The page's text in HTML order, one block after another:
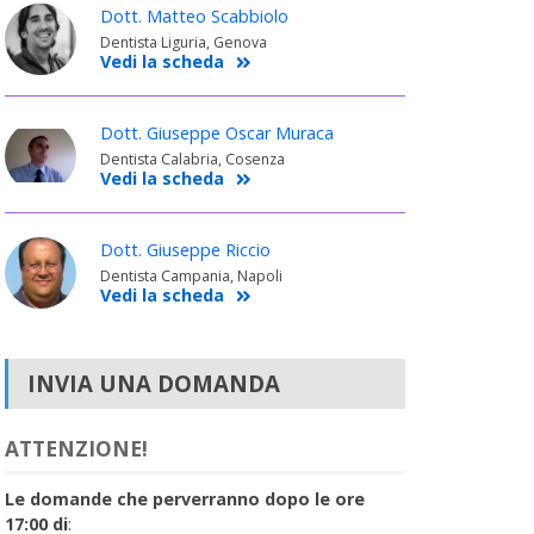
Dott. Matteo Scabbiolo
Dentista Liguria, Genova
Vedi la scheda
Dott. Giuseppe Oscar Muraca
Dentista Calabria, Cosenza
Vedi la scheda
Dott. Giuseppe Riccio
Dentista Campania, Napoli
Vedi la scheda
INVIA UNA DOMANDA
ATTENZIONE!
Le domande che perverranno dopo le ore
17:00 di: